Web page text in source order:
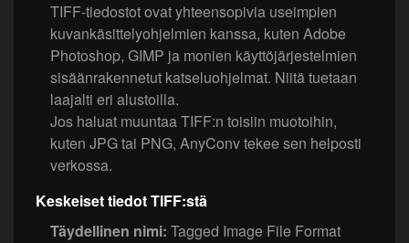
TIFF-tiedostot ovat yhteensopivia useimpien
kuvankäsittelyohjelmien kanssa, kuten Adobe
Photoshop, GIMP ja monien käyttöjärjestelmien
sisäänrakennetut katseluohjelmat. Niitä tuetaan
laajalti eri alustoilla.
Jos haluat muuntaa TIFF:n toisiin muotoihin,
kuten JPG tai PNG, AnyConv tekee sen helposti
verkossa.
Keskeiset tiedot TIFF:stä
Täydellinen nimi: Tagged Image File Format